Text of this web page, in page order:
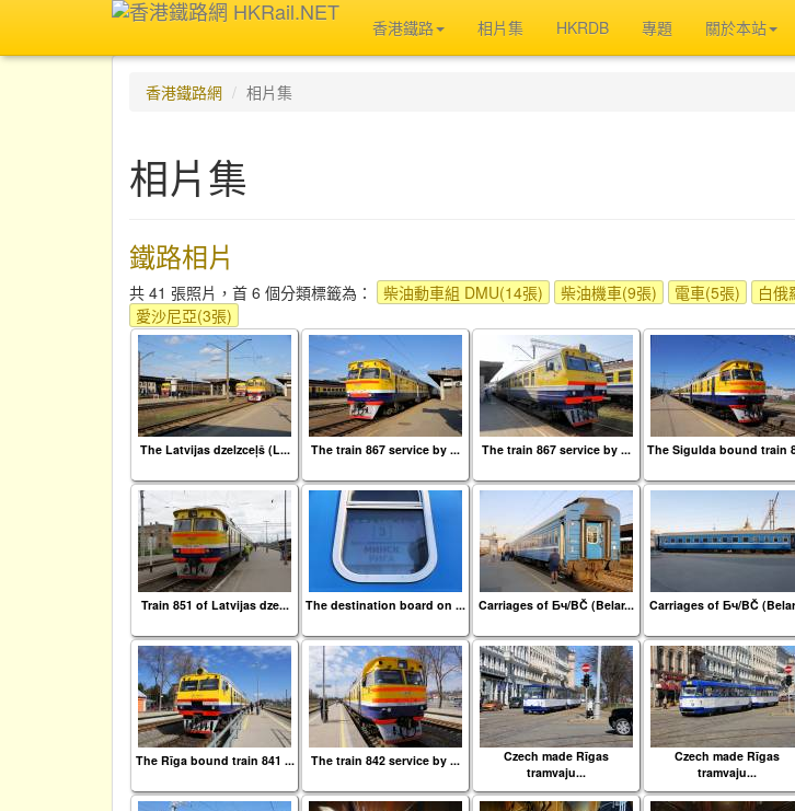
香港鐵路 相片集 HKRDB 專題 關於本站
香港鐵路網 相片集
相片集
鐵路相片
共 41 張照片，首 6 個分類標籤為： 柴油動車組 DMU(14張) 柴油機車(9張) 電車(5張) 白俄
愛沙尼亞(3張)
The Latvijas dzelzceļš (L... The train 867 service by ... The train 867 service by ... The Sigulda bound train
Train 851 of Latvijas dze... The destination board on ... Carriages of Бч/BČ (Belar... Carriages of Бч/BČ
The Rīga bound train 841 ... The train 842 service by ...
Czech made Rīgas
tramvaju...
Czech made Rīgas
tramvaju...